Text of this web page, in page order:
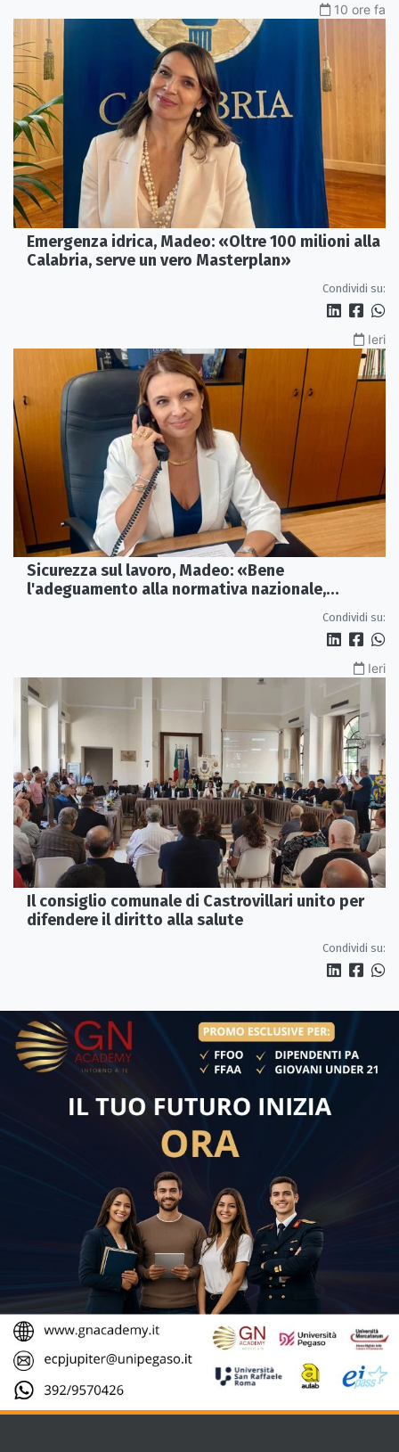
10 ore fa
Emergenza idrica, Madeo: «Oltre 100 milioni alla
Calabria, serve un vero Masterplan»
Condividi su:
Ieri
Sicurezza sul lavoro, Madeo: «Bene
l'adeguamento alla normativa nazionale,
Condividi su:
Ieri
Il consiglio comunale di Castrovillari unito per
difendere il diritto alla salute
Condividi su: